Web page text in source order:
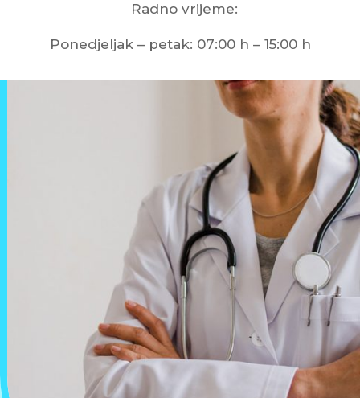
Radno vrijeme:
Ponedjeljak – petak: 07:00 h – 15:00 h